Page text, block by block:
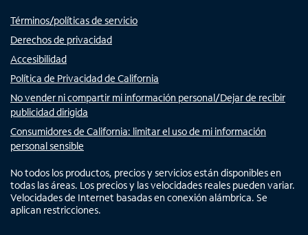
Términos/políticas de servicio
Derechos de privacidad
Accesibilidad
Política de Privacidad de California
No vender ni compartir mi información personal/Dejar de recibir
publicidad dirigida
Consumidores de California: limitar el uso de mi información
personal sensible
No todos los productos, precios y servicios están disponibles en
todas las áreas. Los precios y las velocidades reales pueden variar.
Velocidades de Internet basadas en conexión alámbrica. Se
aplican restricciones.